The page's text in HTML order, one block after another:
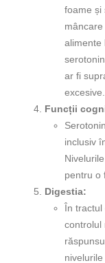
foame și
alimente
ar fi
excesive.
Funcții
inclusiv
pentru o
Digestia:
În
controlul